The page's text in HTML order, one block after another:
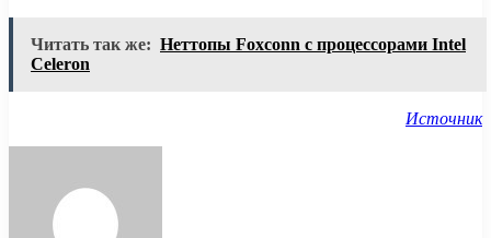
Читать так же: Неттопы Foxconn с процессорами Intel
Celeron
Источник